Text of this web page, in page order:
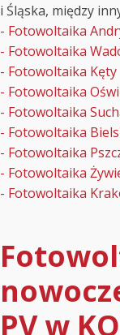
i Śląska, między
- Fotowoltaika
- Fotowoltaika
- Fotowoltaika Kęty
- Fotowoltaika
- Fotowoltaika
- Fotowoltaika
- Fotowoltaika
- Fotowoltaika
- Fotowoltaika
PV w